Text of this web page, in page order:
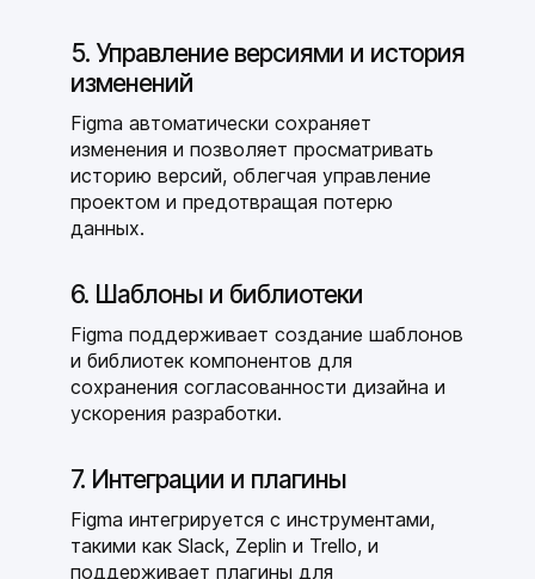
5. Управление версиями и история
изменений
Figma автоматически сохраняет
изменения и позволяет просматривать
историю версий, облегчая управление
проектом и предотвращая потерю
данных.
6. Шаблоны и библиотеки
Figma поддерживает создание шаблонов
и библиотек компонентов для
сохранения согласованности дизайна и
ускорения разработки.
7. Интеграции и плагины
Figma интегрируется с инструментами,
такими как Slack, Zeplin и Trello, и
поддерживает плагины для